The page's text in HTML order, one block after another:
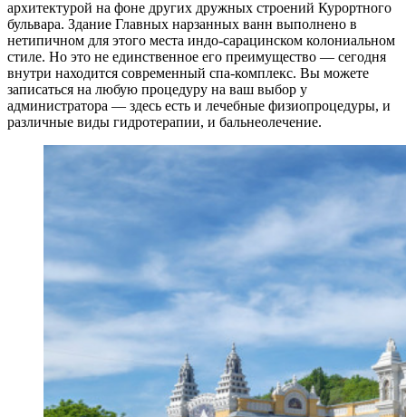
архитектурой на фоне других дружных строений Курортного
бульвара. Здание Главных нарзанных ванн выполнено в
нетипичном для этого места индо-сарацинском колониальном
стиле. Но это не единственное его преимущество — сегодня
внутри находится современный спа-комплекс. Вы можете
записаться на любую процедуру на ваш выбор у
администратора — здесь есть и лечебные физиопроцедуры, и
различные виды гидротерапии, и бальнеолечение.